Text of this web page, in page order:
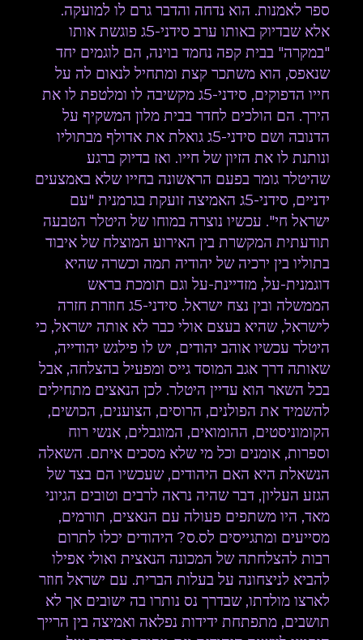
ספר לאמנות. הוא נדחה והדבר גרם לו למועקה.
אלא שבדיוק באותו ערב סידני-5ג פוגשת אותו
"במקרה" בבית קפה נחמד בוינה, הם לוגמים יחד
שנאפס, הוא משתכר קצת ומתחיל לנאום לה על
חייו הדפוקים, סידני-5ג מקשיבה לו ומלטפת לו את
הירך. הם הולכים לחדר בבית מלון המשקיף על
הדנובה ושם סידני-5ג גואלת את אדולף מבתוליו
ונותנת לו את הזיון של חייו. ואז בדיוק ברגע
שהיטלר גומר בפעם הראשונה בחייו שלא באמצעים
ידניים, סידני-5ג האמיצה זועקת בגרמנית "עם
ישראל חי". עכשיו נוצרה במוחו של היטלר הטבעה
תודעתית המקשרת בין האירוע המוצלח של איבוד
בתוליו בין ירכיה של יהודיה תמה וכשרה שהיא
דוגמנית-על, מזדיינת-על וגם תומכת בראש
הממשלה ובין נצח ישראל. סידני-5ג חוזרת חזרה
לישראל, שהיא בעצם אולי כבר לא אותה ישראל, כי
היטלר עכשיו אוהב יהודים, יש לו פילגש יהודייה,
שאותה דרך אגב המוסד גייס ומפעיל בהצלחה, אבל
בכל השאר הוא עדיין היטלר. לכן הנאצים מתחילים
להשמיד את הפולנים, הרוסים, הצוענים, הכושים,
הקומוניסטים, ההומואים, המוגבלים, אנשי רוח
וספרות, אומנים וכל מי שלא מסכים איתם. השאלה
הנשאלת היא האם היהודים, שעכשיו הם בצד של
הגזע העליון, דבר שהיה נראה לרבים וטובים הגיוני
מאד, היו משתפים פעולה עם הנאצים, תורמים,
מסייעים ומתגייסים לס.ס? היהודים יכלו לתרום
רבות להצלחתה של המכונה הנאצית ואולי אפילו
להביא לניצחונה על בעלות הברית. עם ישראל חוזר
לארצו מולדתו, שבדרך נס נותרו בה ישובים אך לא
תושבים, מתפתחת ידידות נפלאה ואמיצה בין הרייך